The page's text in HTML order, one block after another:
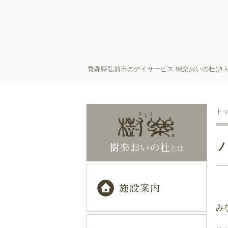
青森県弘前市のデイサービス 樹楽おいの杜(
ト
み